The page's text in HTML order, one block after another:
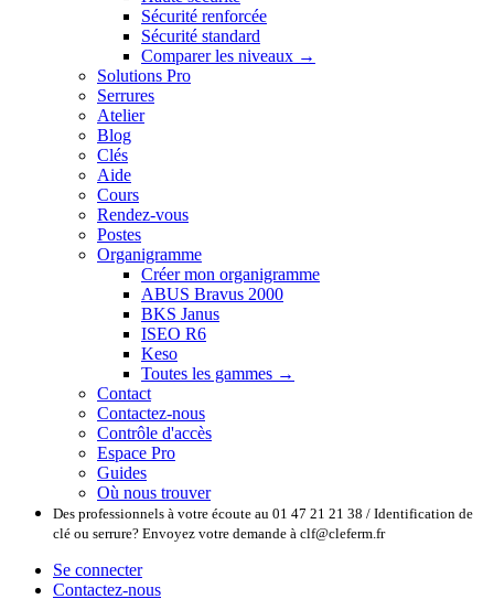
Sécurité renforcée
Sécurité standard
Comparer les niveaux →
Solutions Pro
Serrures
Atelier
Blog
Clés
Aide
Cours
Rendez-vous
Postes
Organigramme
Créer mon organigramme
ABUS Bravus 2000
BKS Janus
ISEO R6
Keso
Toutes les gammes →
Contact
Contactez-nous
Contrôle d'accès
Espace Pro
Guides
Où nous trouver
Des professionnels à votre écoute au 01 47 21 21 38 / Identification de
clé ou serrure? Envoyez votre demande à clf@cleferm.fr
Se connecter
Contactez-nous